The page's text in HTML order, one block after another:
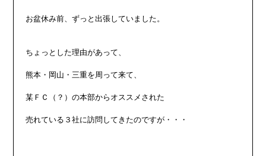
お盆休み前、ずっと出張していました。
ちょっとした理由があって、
熊本・岡山・三重を周って来て、
某ＦＣ（？）の本部からオススメされた
売れている３社に訪問してきたのですが・・・